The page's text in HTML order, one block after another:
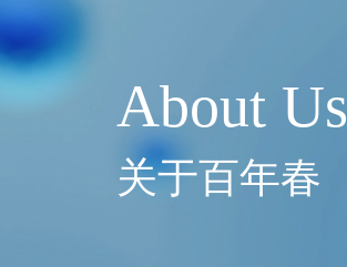
About Us
关于百年春